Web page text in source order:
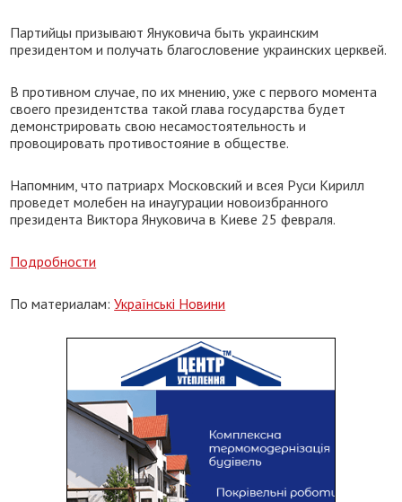
Партийцы призывают Януковича быть украинским
президентом и получать благословение украинских церквей.
В противном случае, по их мнению, уже с первого момента
своего президентства такой глава государства будет
демонстрировать свою несамостоятельность и
провоцировать противостояние в обществе.
Напомним, что патриарх Московский и всея Руси Кирилл
проведет молебен на инаугурации новоизбранного
президента Виктора Януковича в Киеве 25 февраля.
Подробности
По материалам:Українські Новини